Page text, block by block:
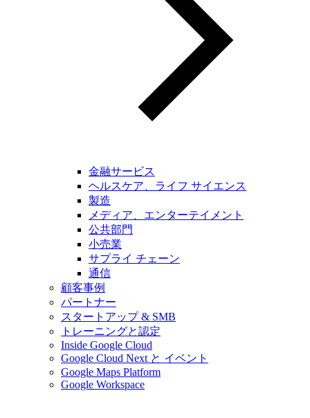
金融サービス
ヘルスケア、ライフ サイエンス
製造
メディア、エンターテイメント
公共部門
小売業
サプライ チェーン
通信
顧客事例
パートナー
スタートアップ & SMB
トレーニングと認定
Inside Google Cloud
Google Cloud Next と イベント
Google Maps Platform
Google Workspace